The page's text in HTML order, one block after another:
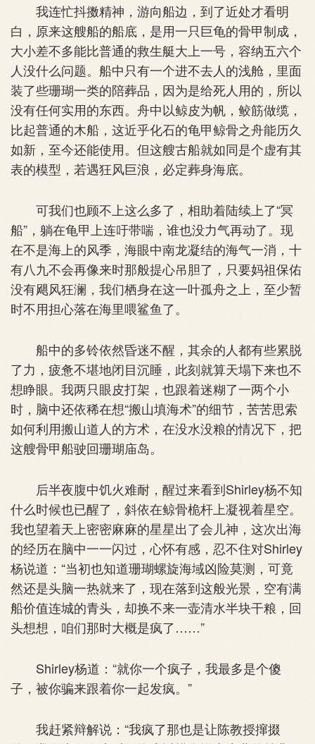
我连忙抖擞精神，游向船边，到了近处才看明
白，原来这艘船的船底，是用一只巨龟的骨甲制成，
大小差不多能比普通的救生艇大上一号，容纳五六个
人没什么问题。船中只有一个进不去人的浅舱，里面
装了些珊瑚一类的陪葬品，因为是给死人用的，所以
没有任何实用的东西。舟中以鲸皮为帆，鲛筋做缆，
比起普通的木船，这近乎化石的龟甲鲸骨之舟能历久
如新，至今还能使用。但这艘古船就如同是个虚有其
表的模型，若遇狂风巨浪，必定葬身海底。
可我们也顾不上这么多了，相助着陆续上了“冥
船”，躺在龟甲上连吁带喘，谁也没力气再动了。现
在不是海上的风季，海眼中南龙凝结的海气一消，十
有八九不会再像来时那般提心吊胆了，只要妈祖保佑
没有飓风狂澜，我们栖身在这一叶孤舟之上，至少暂
时不用担心落在海里喂鲨鱼了。
船中的多铃依然昏迷不醒，其余的人都有些累脱
了力，疲惫不堪地闭目沉睡，此刻就算天塌下来也不
想睁眼。我两只眼皮打架，也跟着迷糊了一两个小
时，脑中还依稀在想“搬山填海术”的细节，苦苦思索
如何利用搬山道人的方术，在没水没粮的情况下，把
这艘骨甲船驶回珊瑚庙岛。
后半夜腹中饥火难耐，醒过来看到Shirley杨不知
什么时候也已醒了，斜依在鲸骨桅杆上凝视着星空。
我也望着天上密密麻麻的星星出了会儿神，这次出海
的经历在脑中一一闪过，心怀有感，忍不住对Shirley
杨说道：“当初也知道珊瑚螺旋海域凶险莫测，可竟
然还是头脑一热就来了，现在落到这般光景，空有满
船价值连城的青头，却换不来一壶清水半块干粮，回
头想想，咱们那时大概是疯了……”
Shirley杨道：“就你一个疯子，我最多是个傻
子，被你骗来跟着你一起发疯。”
我赶紧辩解说：“我疯了那也是让陈教授撺掇